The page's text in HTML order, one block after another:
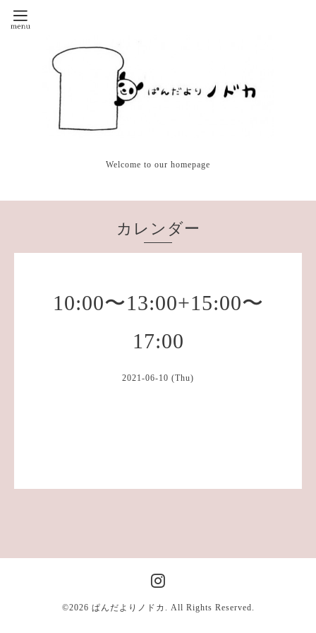
Welcome to our homepage
カレンダー
10:00〜13:00+15:00〜
17:00
2021-06-10 (Thu)
©2026 ぱんだよりノドカ . All Rights Reserved.